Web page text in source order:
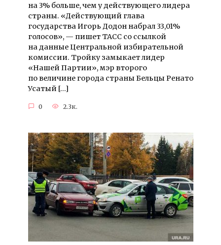
на 3% больше, чем у действующего лидера
страны. «Действующий глава
государства Игорь Додон набрал 33,01%
голосов», — пишет ТАСС со ссылкой
на данные Центральной избирательной
комиссии. Тройку замыкает лидер
«Нашей Партии», мэр второго
по величине города страны Бельцы Ренато
Усатый […]
0 2.3к.